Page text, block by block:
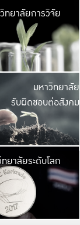
มหาวิ
มีพื้นที่เขียวสดใส
เป็นป่าในเมือง เกษต
ทยาลัยการวิจัย
มหาวิ
ค
เปิดประ
และพบเรื่องราวใ
มหาวิทยาลัย
รับผิดชอบต่อสังคม
มหาวิ
เปลี่ยนแปลง แล
เพื่อทำง
ระบบสารสนเทศ
ยาลัยระดับโลก